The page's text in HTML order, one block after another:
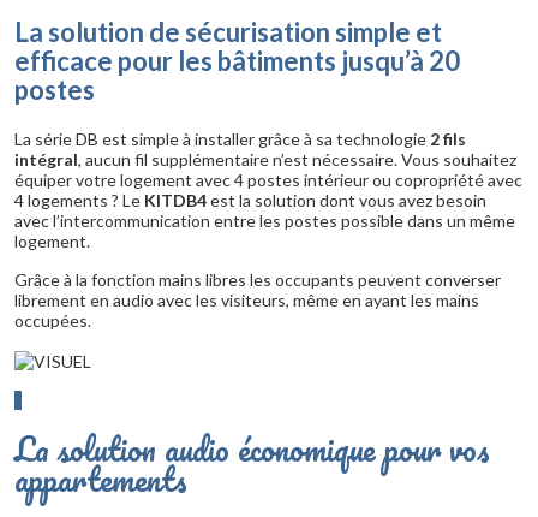
La solution de sécurisation simple et
efficace pour les bâtiments jusqu’à 20
postes
La série DB est simple à installer grâce à sa technologie 2 fils
intégral, aucun fil supplémentaire n’est nécessaire. Vous souhaitez
équiper votre logement avec 4 postes intérieur ou copropriété avec
4 logements ? Le KITDB4est la solution dont vous avez besoin
avec l’intercommunication entre les postes possible dans un même
logement.
Grâce à la fonction mains libres les occupants peuvent converser
librement en audio avec les visiteurs, même en ayant les mains
occupées.
La solution audio économique pour vos
appartements